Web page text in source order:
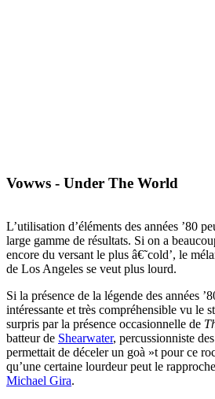
Vowws - Under The World
L’utilisation d’éléments des années ’80
large gamme de résultats. Si on a
encore du versant le plus â€˜cold’, le
de Los Angeles se veut plus lourd.
Si la présence de la légende des années
intéressante et très compréhensible vu le
surpris par la présence occasionnelle de
batteur de Shearwater, percussionniste des
permettait de déceler un goà »t pour ce
qu’une certaine lourdeur peut le
Michael Gira.